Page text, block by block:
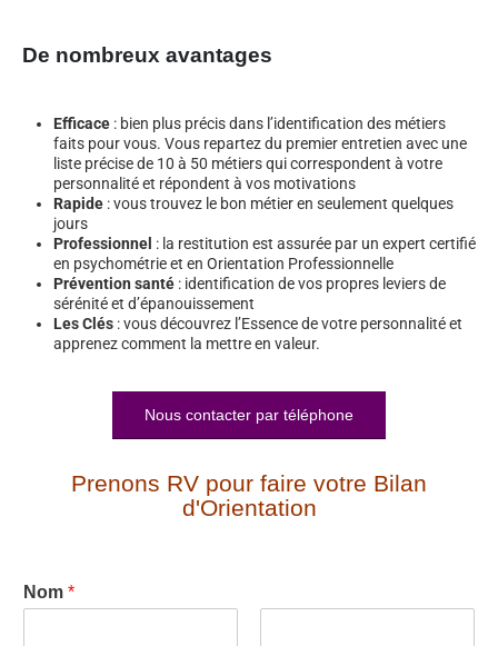
De nombreux avantages
Efficace : bien plus précis dans l’identification des métiers
faits pour vous. Vous repartez du premier entretien avec une
liste précise de 10 à 50 métiers qui correspondent à votre
personnalité et répondent à vos motivations
Rapide : vous trouvez le bon métier en seulement quelques
jours
Professionnel : la restitution est assurée par un expert certifié
en psychométrie et en Orientation Professionnelle
Prévention santé : identification de vos propres leviers de
sérénité et d’épanouissement
Les Clés : vous découvrez l’Essence de votre personnalité et
apprenez comment la mettre en valeur.
Nous contacter par téléphone
Prenons RV pour faire votre Bilan
d'Orientation
Nom *